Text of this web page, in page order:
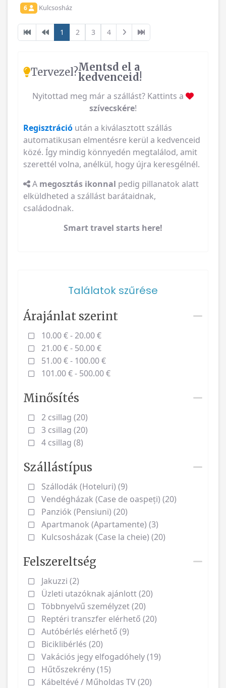
6 Kulcsosház
1 2 3 4
Tervezel?Mentsd el a
kedvenceid!
Nyitottad meg már a szállást? Kattints a
szívecskére!
Regisztráció után a kiválasztott szállás
automatikusan elmentésre kerül a kedvenceid
közé. Így mindig könnyedén megtalálod, amit
szerettél volna, anélkül, hogy újra keresgélnél.
A megosztás ikonnal pedig pillanatok alatt
elküldheted a szállást barátaidnak,
családodnak.
Smart travel starts here!
Találatok szűrése
Árajánlat szerint
10.00 € - 20.00 €
21.00 € - 50.00 €
51.00 € - 100.00 €
101.00 € - 500.00 €
Minősítés
2 csillag (20)
3 csillag (20)
4 csillag (8)
Szállástípus
Szállodák (Hoteluri) (9)
Vendégházak (Case de oaspeți) (20)
Panziók (Pensiuni) (20)
Apartmanok (Apartamente) (3)
Kulcsosházak (Case la cheie) (20)
Felszereltség
Jakuzzi (2)
Üzleti utazóknak ajánlott (20)
Többnyelvű személyzet (20)
Reptéri transzfer elérhető (20)
Autóbérlés elérhető (9)
Biciklibérlés (20)
Vakációs jegy elfogadóhely (19)
Hűtőszekrény (15)
Kábeltévé / Műholdas TV (20)